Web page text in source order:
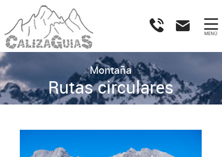
MENÚ
Montaña
Rutas circulares